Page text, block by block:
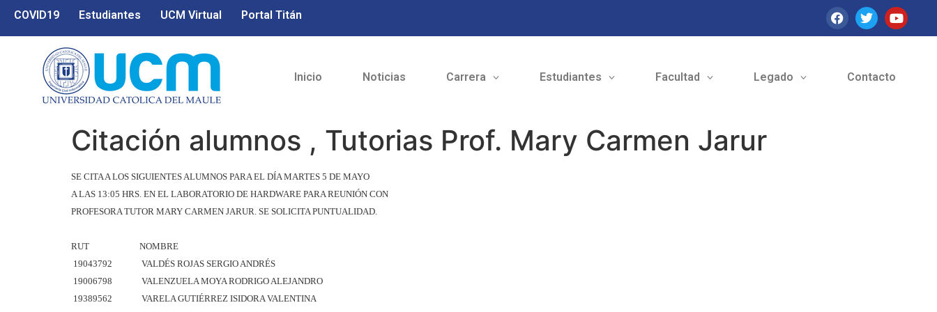
COVID19 Estudiantes UCM Virtual Portal Titán
Inicio Noticias Carrera Estudiantes Facultad Legado Contacto
Citación alumnos , Tutorias Prof. Mary Carmen Jarur
SE CITA A LOS SIGUIENTES ALUMNOS PARA EL DÍA MARTES 5 DE MAYO
A LAS 13:05 HRS. EN EL LABORATORIO DE HARDWARE PARA REUNIÓN CON
PROFESORA TUTOR MARY CARMEN JARUR. SE SOLICITA PUNTUALIDAD.
RUT
NOMBRE
19043792
VALDÉS ROJAS SERGIO ANDRÉS
19006798
VALENZUELA MOYA RODRIGO ALEJANDRO
19389562
VARELA GUTIÉRREZ ISIDORA VALENTINA